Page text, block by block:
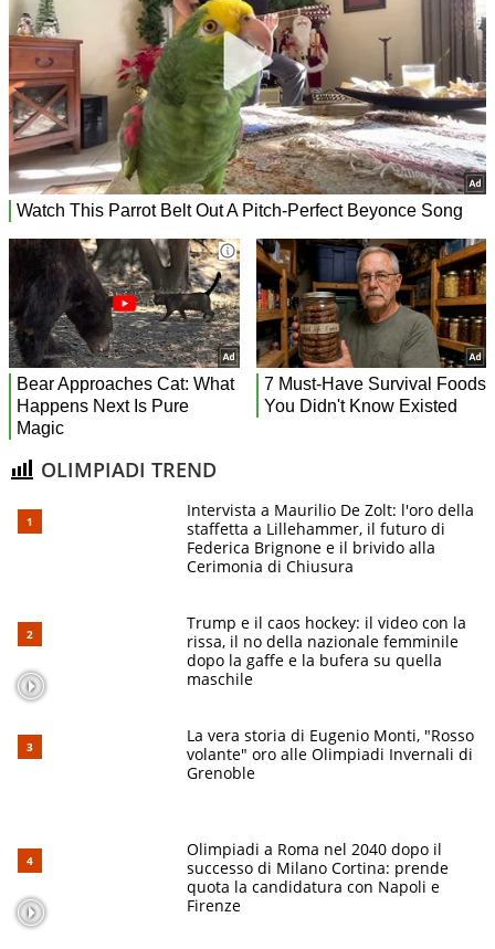
OLIMPIADI TREND
Intervista a Maurilio De Zolt: l'oro della
staffetta a Lillehammer, il futuro di
Federica Brignone e il brivido alla
Cerimonia di Chiusura
Trump e il caos hockey: il video con la
rissa, il no della nazionale femminile
dopo la gaffe e la bufera su quella
maschile
La vera storia di Eugenio Monti, "Rosso
volante" oro alle Olimpiadi Invernali di
Grenoble
Olimpiadi a Roma nel 2040 dopo il
successo di Milano Cortina: prende
quota la candidatura con Napoli e
Firenze